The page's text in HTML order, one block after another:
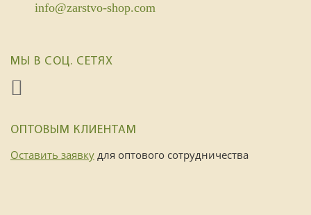
info@zarstvo-shop.com
МЫ В СОЦ. СЕТЯХ
ОПТОВЫМ КЛИЕНТАМ
Оставить заявку для оптового сотрудничества